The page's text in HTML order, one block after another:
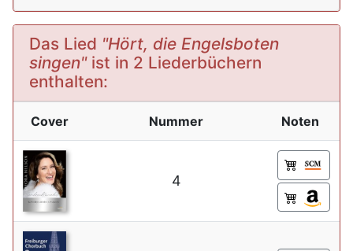
Das Lied "Hört, die Engelsboten
singen"ist in 2 Liederbüchern
enthalten:
Cover Nummer Noten
4